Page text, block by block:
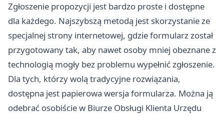
Zgłoszenie propozycji jest bardzo proste i dostępne
dla każdego. Najszybszą metodą jest skorzystanie ze
specjalnej strony internetowej, gdzie formularz został
przygotowany tak, aby nawet osoby mniej obeznane z
technologią mogły bez problemu wypełnić zgłoszenie.
Dla tych, którzy wolą tradycyjne rozwiązania,
dostępna jest papierowa wersja formularza. Można ją
odebrać osobiście w Biurze Obsługi Klienta Urzędu